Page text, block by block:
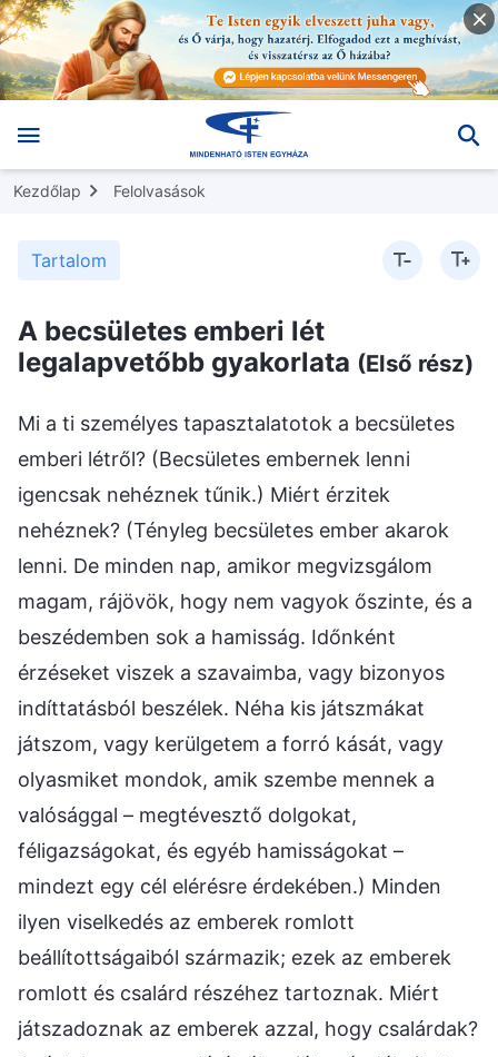
Kezdőlap Felolvasások
Tartalom
A becsületes emberi lét
legalapvetőbb gyakorlata (Első rész)
Mi a ti személyes tapasztalatotok a becsületes
emberi létről? (Becsületes embernek lenni
igencsak nehéznek tűnik.) Miért érzitek
nehéznek? (Tényleg becsületes ember akarok
lenni. De minden nap, amikor megvizsgálom
magam, rájövök, hogy nem vagyok őszinte, és a
beszédemben sok a hamisság. Időnként
érzéseket viszek a szavaimba, vagy bizonyos
indíttatásból beszélek. Néha kis játszmákat
játszom, vagy kerülgetem a forró kását, vagy
olyasmiket mondok, amik szembe mennek a
valósággal – megtévesztő dolgokat,
féligazságokat, és egyéb hamisságokat –
mindezt egy cél elérésre érdekében.) Minden
ilyen viselkedés az emberek romlott
beállítottságaiból származik; ezek az emberek
romlott és csalárd részéhez tartoznak. Miért
játszadoznak az emberek azzal, hogy csalárdak?